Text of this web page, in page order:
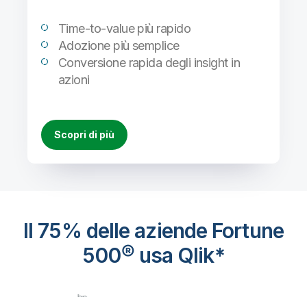
Time-to-value più rapido
Adozione più semplice
Conversione rapida degli insight in
azioni
Scopri di più
Il 75% delle aziende Fortune
500® usa Qlik*